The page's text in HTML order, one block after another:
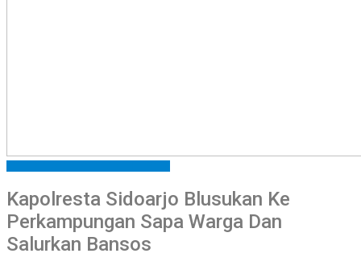
Kapolresta Sidoarjo Blusukan Ke
Perkampungan Sapa Warga Dan
Salurkan Bansos